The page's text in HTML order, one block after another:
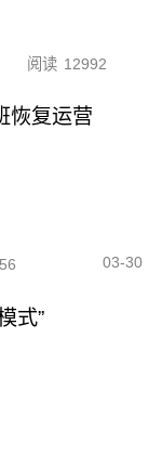
阅读 12992
恢复运营
03-30
式”